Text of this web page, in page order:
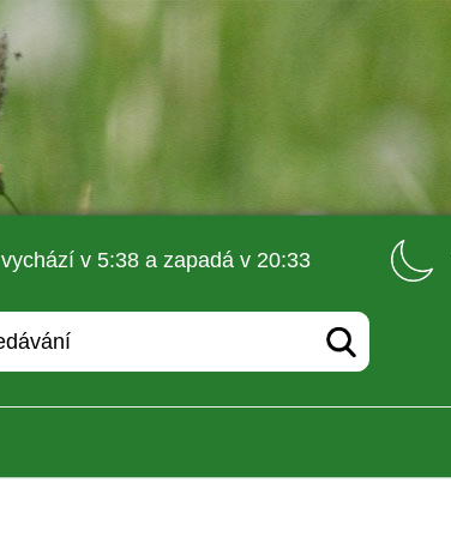
vychází v 5:38 a zapadá v 20:33